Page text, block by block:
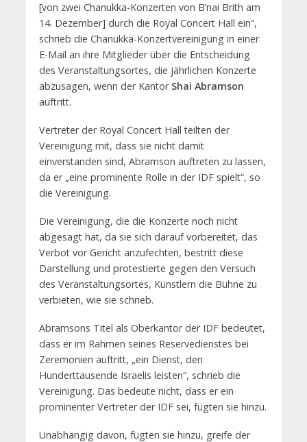
[von zwei Chanukka-Konzerten von B’nai Brith am
14. Dezember] durch die Royal Concert Hall ein“,
schrieb die Chanukka-Konzertvereinigung in einer
E-Mail an ihre Mitglieder über die Entscheidung
des Veranstaltungsortes, die jährlichen Konzerte
abzusagen, wenn der Kantor Shai Abramson
auftritt.
Vertreter der Royal Concert Hall teilten der
Vereinigung mit, dass sie nicht damit
einverstanden sind, Abramson auftreten zu lassen,
da er „eine prominente Rolle in der IDF spielt“, so
die Vereinigung.
Die Vereinigung, die die Konzerte noch nicht
abgesagt hat, da sie sich darauf vorbereitet, das
Verbot vor Gericht anzufechten, bestritt diese
Darstellung und protestierte gegen den Versuch
des Veranstaltungsortes, Künstlern die Bühne zu
verbieten, wie sie schrieb.
Abramsons Titel als Oberkantor der IDF bedeutet,
dass er im Rahmen seines Reservedienstes bei
Zeremonien auftritt, „ein Dienst, den
Hunderttausende Israelis leisten“, schrieb die
Vereinigung. Das bedeute nicht, dass er ein
prominenter Vertreter der IDF sei, fügten sie hinzu.
Unabhängig davon, fügten sie hinzu, greife der